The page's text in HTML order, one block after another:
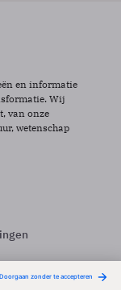
en informatie
Wij
van onze
wetenschap